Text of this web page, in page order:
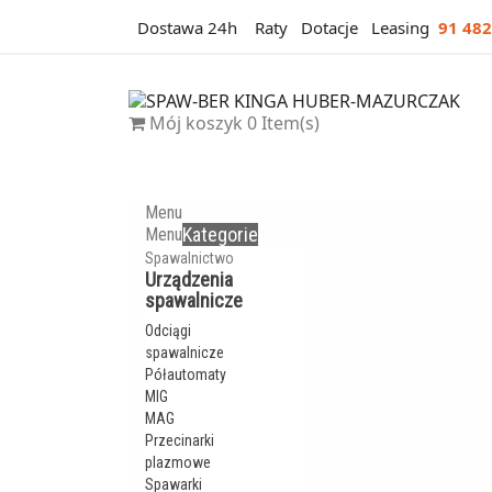
Dostawa 24h Raty Dotacje Leasing 91
Mój koszyk 0Item(s)
Menu
MenuKategorie
Spawalnictwo
Urządzenia
spawalnicze
Odciągi
spawalnicze
Półautomaty
MIG
MAG
Przecinarki
plazmowe
Spawarki